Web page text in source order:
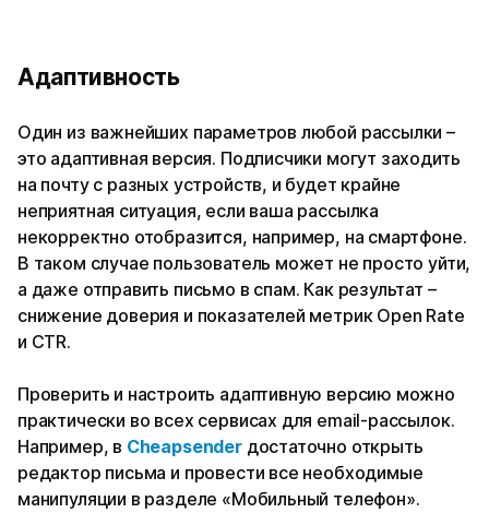
Адаптивность
Один из важнейших параметров любой рассылки –
это адаптивная версия. Подписчики могут заходить
на почту с разных устройств, и будет крайне
неприятная ситуация, если ваша рассылка
некорректно отобразится, например, на смартфоне.
В таком случае пользователь может не просто уйти,
а даже отправить письмо в спам. Как результат –
снижение доверия и показателей метрик Open Rate
и CTR.
Проверить и настроить адаптивную версию можно
практически во всех сервисах для email-рассылок.
Например, в Cheapsenderдостаточно открыть
редактор письма и провести все необходимые
манипуляции в разделе «Мобильный телефон».